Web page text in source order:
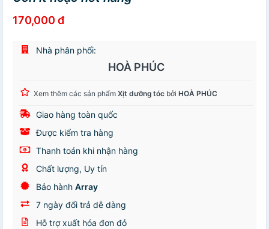
170,000 đ
Nhà phân phối:
HOÀ PHÚC
Xem thêm các sản phẩm Xịt dưỡng tóc bởi HOÀ PHÚC
Giao hàng toàn quốc
Được kiểm tra hàng
Thanh toán khi nhận hàng
Chất lượng, Uy tín
Bảo hành Array
7 ngày đổi trả dễ dàng
Hỗ trợ xuất hóa đơn đỏ